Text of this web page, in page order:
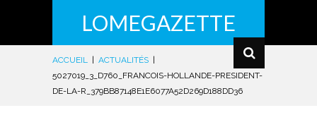
LOMEGAZETTE
ACCUEIL ACTUALITÉS
5027019_3_D760_FRANCOIS-HOLLANDE-PRESIDENT-
DE-LA-R_379BB87148E1E6077A52D269D188DD36